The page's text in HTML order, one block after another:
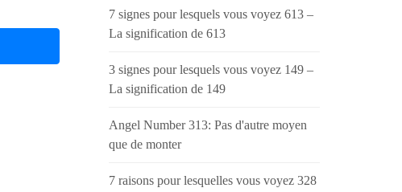
7 signes pour lesquels vous voyez 613 –
La signification de 613
3 signes pour lesquels vous voyez 149 –
La signification de 149
Angel Number 313: Pas d'autre moyen
que de monter
7 raisons pour lesquelles vous voyez 328